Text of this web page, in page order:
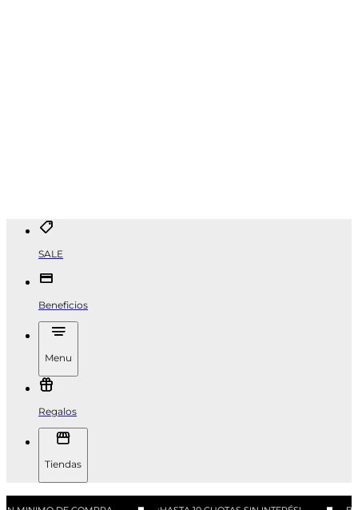
SALE
Beneficios
Menu
Regalos
Tiendas